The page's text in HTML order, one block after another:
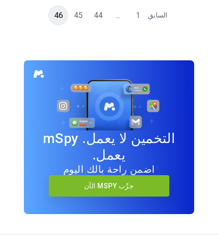
السابق 1
...
44
45
46
التخمين لا يعمل. mSpy
يعمل.
اضمن راحة بالك اليوم
جرِّب MSPY الآن